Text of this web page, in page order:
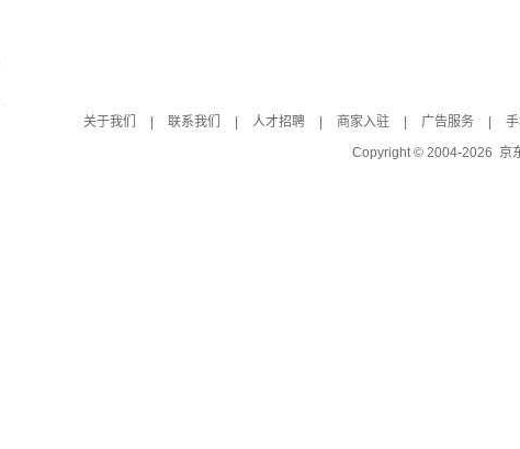
关于我们
联系我们 人才招聘 商家入驻 广告服务
Copyright © 2004-2026 京